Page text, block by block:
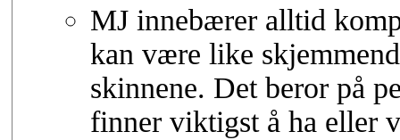
MJ innebærer alltid
kan være like
skinnene. Det beror på
finner viktigst å ha eller